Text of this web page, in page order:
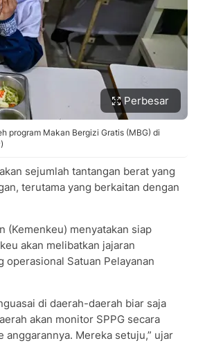
Perbesar
program Makan Bergizi Gratis (MBG) di
sejumlah tantangan berat yang
terutama yang berkaitan dengan
(Kemenkeu) menyatakan siap
akan melibatkan jajaran
operasional Satuan Pelayanan
di daerah-daerah biar saja
akan monitor SPPG secara
anggarannya. Mereka setuju,” ujar